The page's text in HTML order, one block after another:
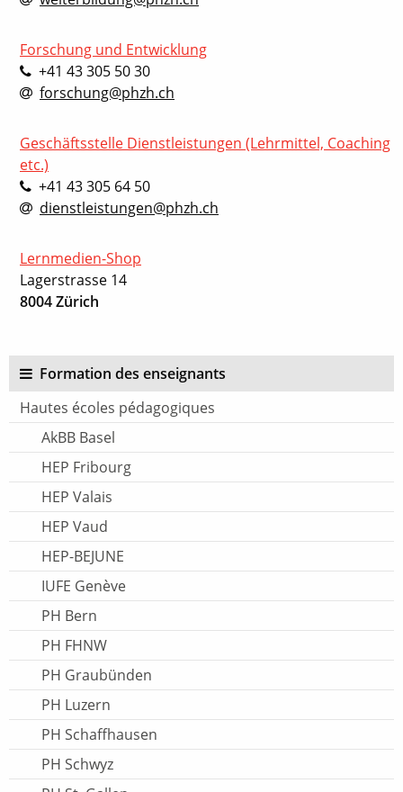
Formation des enseignants
Hautes écoles pédagogiques
AkBB Basel
HEP Fribourg
HEP Valais
HEP Vaud
HEP-BEJUNE
IUFE Genève
PH Bern
PH FHNW
PH Graubünden
PH Luzern
PH Schaffhausen
PH Schwyz
Forschung und Entwicklung
+41 43 305 50 30
forschung@phzh.ch
Geschäftsstelle Dienstleistungen (Lehrmittel, Coaching
etc.)
+41 43 305 64 50
dienstleistungen@phzh.ch
Lernmedien-Shop
Lagerstrasse 14
8004 Zürich